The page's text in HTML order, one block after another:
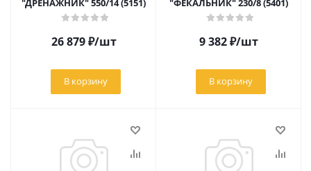
"ДРЕНАЖНИК" 550/14 (5151)
26 879₽/шт
В корзину
"ФЕКАЛЬНИК" 230/8 (5401)
9 382₽/шт
В корзину